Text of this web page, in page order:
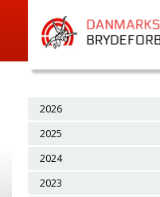
2026
2025
2024
2023